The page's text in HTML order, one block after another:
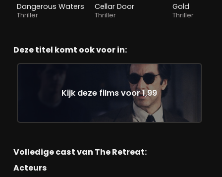
Dangerous Waters
Thriller
Cellar Door
Thriller
Gold
Thriller
Deze titel komt ook voor in:
Kijk deze films voor 1,99
Volledige cast van The Retreat:
Acteurs